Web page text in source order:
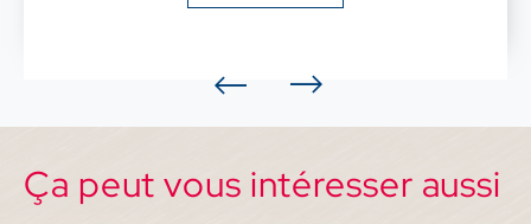
Ça peut vous intéresser aussi